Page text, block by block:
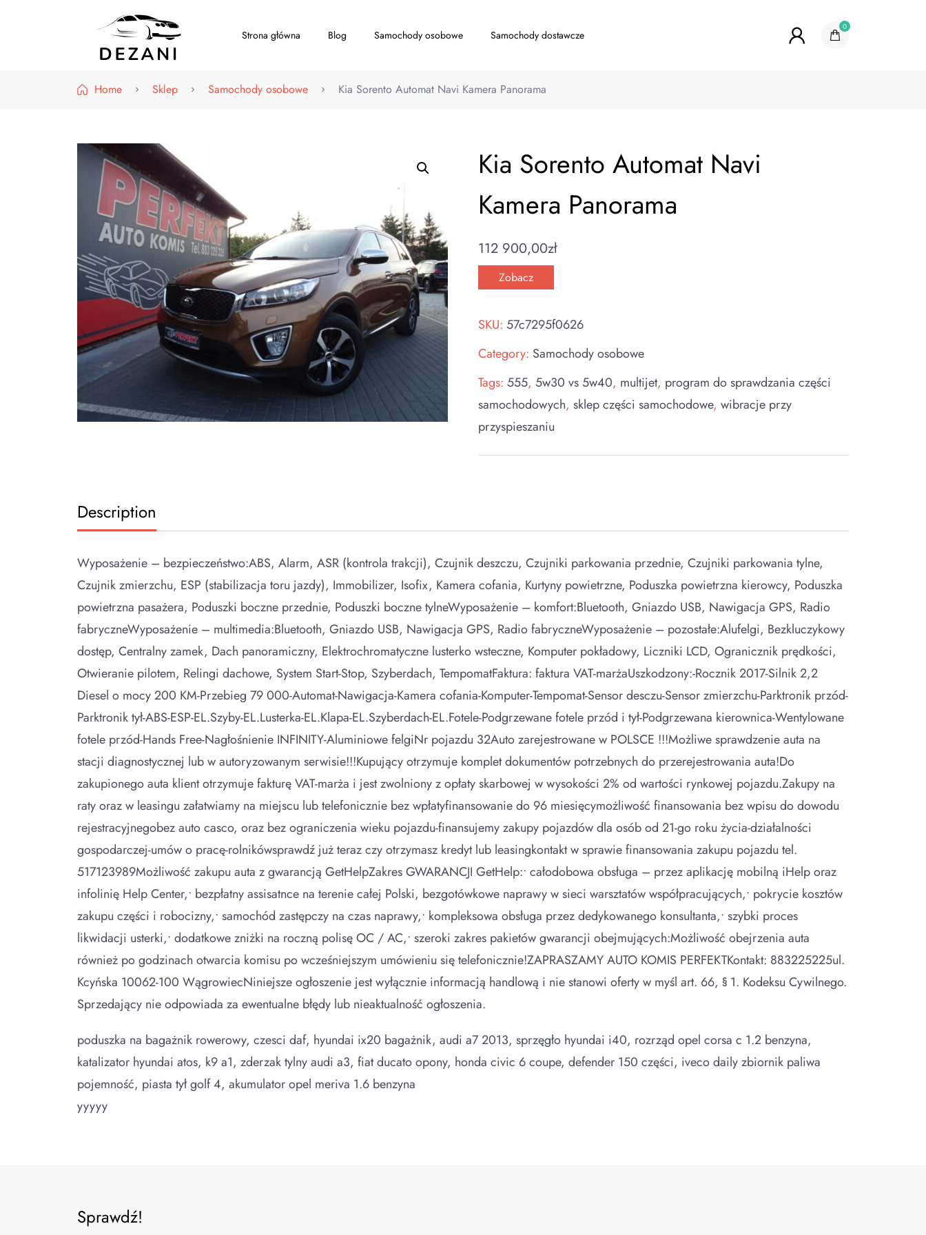
Strona główna Blog Samochody osobowe Samochody dostawcze
0
Home Sklep Samochody osobowe Kia Sorento Automat Navi Kamera Panorama
Kia Sorento Automat Navi
Kamera Panorama
112 900,00zł
Zobacz
SKU:57c7295f0626
Category: Samochody osobowe
Tags:555,5w30 vs 5w40, multijet, program do sprawdzania części
samochodowych,sklep części samochodowe,wibracje przy
przyspieszaniu
Description
Wyposażenie – bezpieczeństwo:ABS, Alarm, ASR (kontrola trakcji), Czujnik deszczu, Czujniki parkowania przednie, Czujniki parkowania tylne,
Czujnik zmierzchu, ESP (stabilizacja toru jazdy), Immobilizer, Isofix, Kamera cofania, Kurtyny powietrzne, Poduszka powietrzna kierowcy, Poduszka
powietrzna pasażera, Poduszki boczne przednie, Poduszki boczne tylneWyposażenie – komfort:Bluetooth, Gniazdo USB, Nawigacja GPS, Radio
fabryczneWyposażenie – multimedia:Bluetooth, Gniazdo USB, Nawigacja GPS, Radio fabryczneWyposażenie – pozostałe:Alufelgi, Bezkluczykowy
dostęp, Centralny zamek, Dach panoramiczny, Elektrochromatyczne lusterko wsteczne, Komputer pokładowy, Liczniki LCD, Ogranicznik prędkości,
Otwieranie pilotem, Relingi dachowe, System Start-Stop, Szyberdach, TempomatFaktura: faktura VAT-marżaUszkodzony:-Rocznik 2017-Silnik 2,2
Diesel o mocy 200 KM-Przebieg 79 000-Automat-Nawigacja-Kamera cofania-Komputer-Tempomat-Sensor desczu-Sensor zmierzchu-Parktronik przód-
Parktronik tył-ABS-ESP-EL.Szyby-EL.Lusterka-EL.Klapa-EL.Szyberdach-EL.Fotele-Podgrzewane fotele przód i tył-Podgrzewana kierownica-Wentylowane
fotele przód-Hands Free-Nagłośnienie INFINITY-Aluminiowe felgiNr pojazdu 32Auto zarejestrowane w POLSCE !!!Możliwe sprawdzenie auta na
stacji diagnostycznej lub w autoryzowanym serwisie!!!Kupujący otrzymuje komplet dokumentów potrzebnych do przerejestrowania auta!Do
zakupionego auta klient otrzymuje fakturę VAT-marża i jest zwolniony z opłaty skarbowej w wysokości 2% od wartości rynkowej pojazdu.Zakupy na
raty oraz w leasingu załatwiamy na miejscu lub telefonicznie bez wpłatyfinansowanie do 96 miesięcymożliwość finansowania bez wpisu do dowodu
rejestracyjnegobez auto casco, oraz bez ograniczenia wieku pojazdu-finansujemy zakupy pojazdów dla osób od 21-go roku życia-działalności
gospodarczej-umów o pracę-rolnikówsprawdź już teraz czy otrzymasz kredyt lub leasingkontakt w sprawie finansowania zakupu pojazdu tel.
517123989Możliwość zakupu auta z gwarancją GetHelpZakres GWARANCJI GetHelp:• całodobowa obsługa – przez aplikację mobilną iHelp oraz
infolinię Help Center,• bezpłatny assisatnce na terenie całej Polski, bezgotówkowe naprawy w sieci warsztatów współpracujących,• pokrycie kosztów
zakupu części i robocizny,• samochód zastępczy na czas naprawy,• kompleksowa obsługa przez dedykowanego konsultanta,• szybki proces
likwidacji usterki,• dodatkowe zniżki na roczną polisę OC / AC,• szeroki zakres pakietów gwarancji obejmujących:Możliwość obejrzenia auta
również po godzinach otwarcia komisu po wcześniejszym umówieniu się telefonicznie!ZAPRASZAMY AUTO KOMIS PERFEKTKontakt: 883225225ul.
Kcyńska 10062-100 WągrowiecNiniejsze ogłoszenie jest wyłącznie informacją handlową i nie stanowi oferty w myśl art. 66, § 1. Kodeksu Cywilnego.
Sprzedający nie odpowiada za ewentualne błędy lub nieaktualność ogłoszenia.
poduszka na bagażnik rowerowy, czesci daf, hyundai ix20 bagażnik, audi a7 2013, sprzęgło hyundai i40, rozrząd opel corsa c 1.2 benzyna,
katalizator hyundai atos, k9 a1, zderzak tylny audi a3, fiat ducato opony, honda civic 6 coupe, defender 150 części, iveco daily zbiornik paliwa
pojemność, piasta tył golf 4, akumulator opel meriva 1.6 benzyna
yyyyy
Sprawdź!